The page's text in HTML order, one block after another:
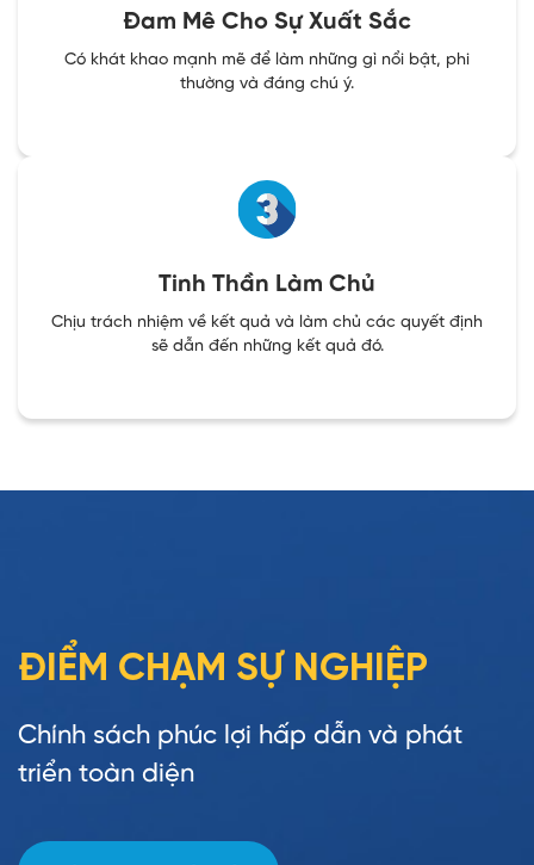
Đam Mê Cho Sự Xuất Sắc
Có khát khao mạnh mẽ để làm những gì nổi bật, phi
thường và đáng chú ý.
Tinh Thần Làm Chủ
Chịu trách nhiệm về kết quả và làm chủ các quyết định
sẽ dẫn đến những kết quả đó.
ĐIỂM CHẠM SỰ NGHIỆP
Chính sách phúc lợi hấp dẫn và phát
triển toàn diện